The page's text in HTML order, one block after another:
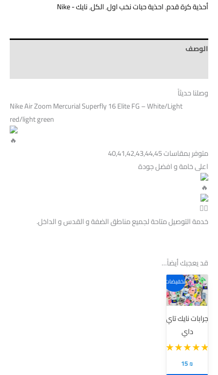
أحذية كرة قدم,احذية حبات نخب اول,الكل,نايك - Nike
الوصف
وصلنا حديثاً
Nike Air Zoom Mercurial Superfly 16 Elite FG – White/Light
red/light green
متوفر بمقاسات 40,41,42,43,44,45
اعلى خامة و افضل جودة
خدمة التوصيل متاحة لجميع مناطق الضفة و القدس و الداخل.
قد يعجبك أيضاً…
تخفيضات!
جرابات نايك تاي
داي
15₪